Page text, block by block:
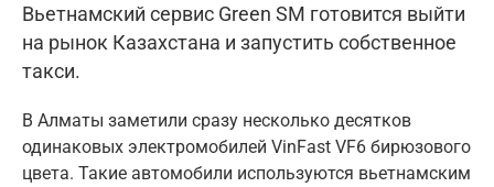
Вьетнамский сервис Green SM готовится выйти
на рынок Казахстана и запустить собственное
такси.
В Алматы заметили сразу несколько десятков
одинаковых электромобилей VinFast VF6 бирюзового
цвета. Такие автомобили используются вьетнамским